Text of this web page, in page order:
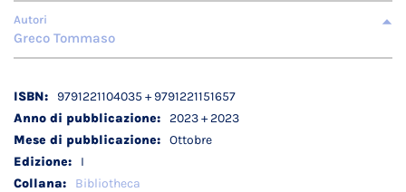
Autori
Greco Tommaso
Dettagli
tecnici
9791221104035 + 9791221151657
2023 + 2023
Ottobre
I
Bibliotheca